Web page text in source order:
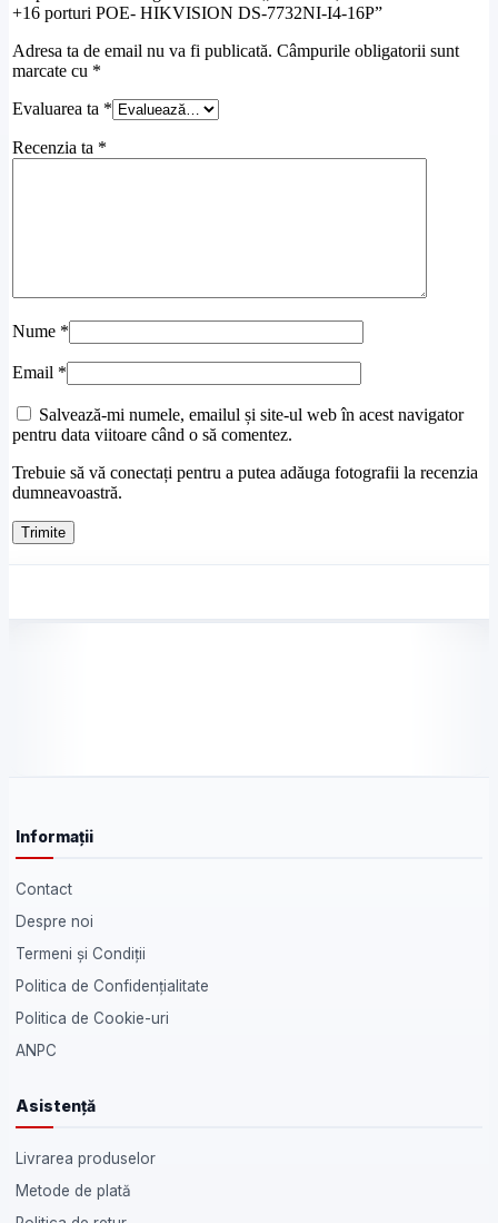
+16 porturi POE- HIKVISION DS-7732NI-I4-16P”
Adresa ta de email nu va fi publicată. Câmpurile obligatorii sunt
marcate cu *
Evaluarea ta *
Recenzia ta *
Nume *
Email *
Salvează-mi numele, emailul și site-ul web în acest navigator
pentru data viitoare când o să comentez.
Trebuie să vă conectați pentru a putea adăuga fotografii la recenzia
dumneavoastră.
Informații
Contact
Despre noi
Termeni și Condiții
Politica de Confidențialitate
Politica de Cookie-uri
ANPC
Asistență
Livrarea produselor
Metode de plată